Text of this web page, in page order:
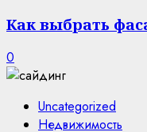
Как выбрать
0
Uncategorized
Недвижимость